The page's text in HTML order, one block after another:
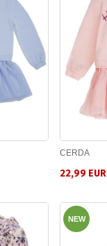
CERDA
22,99 EUR
NEW